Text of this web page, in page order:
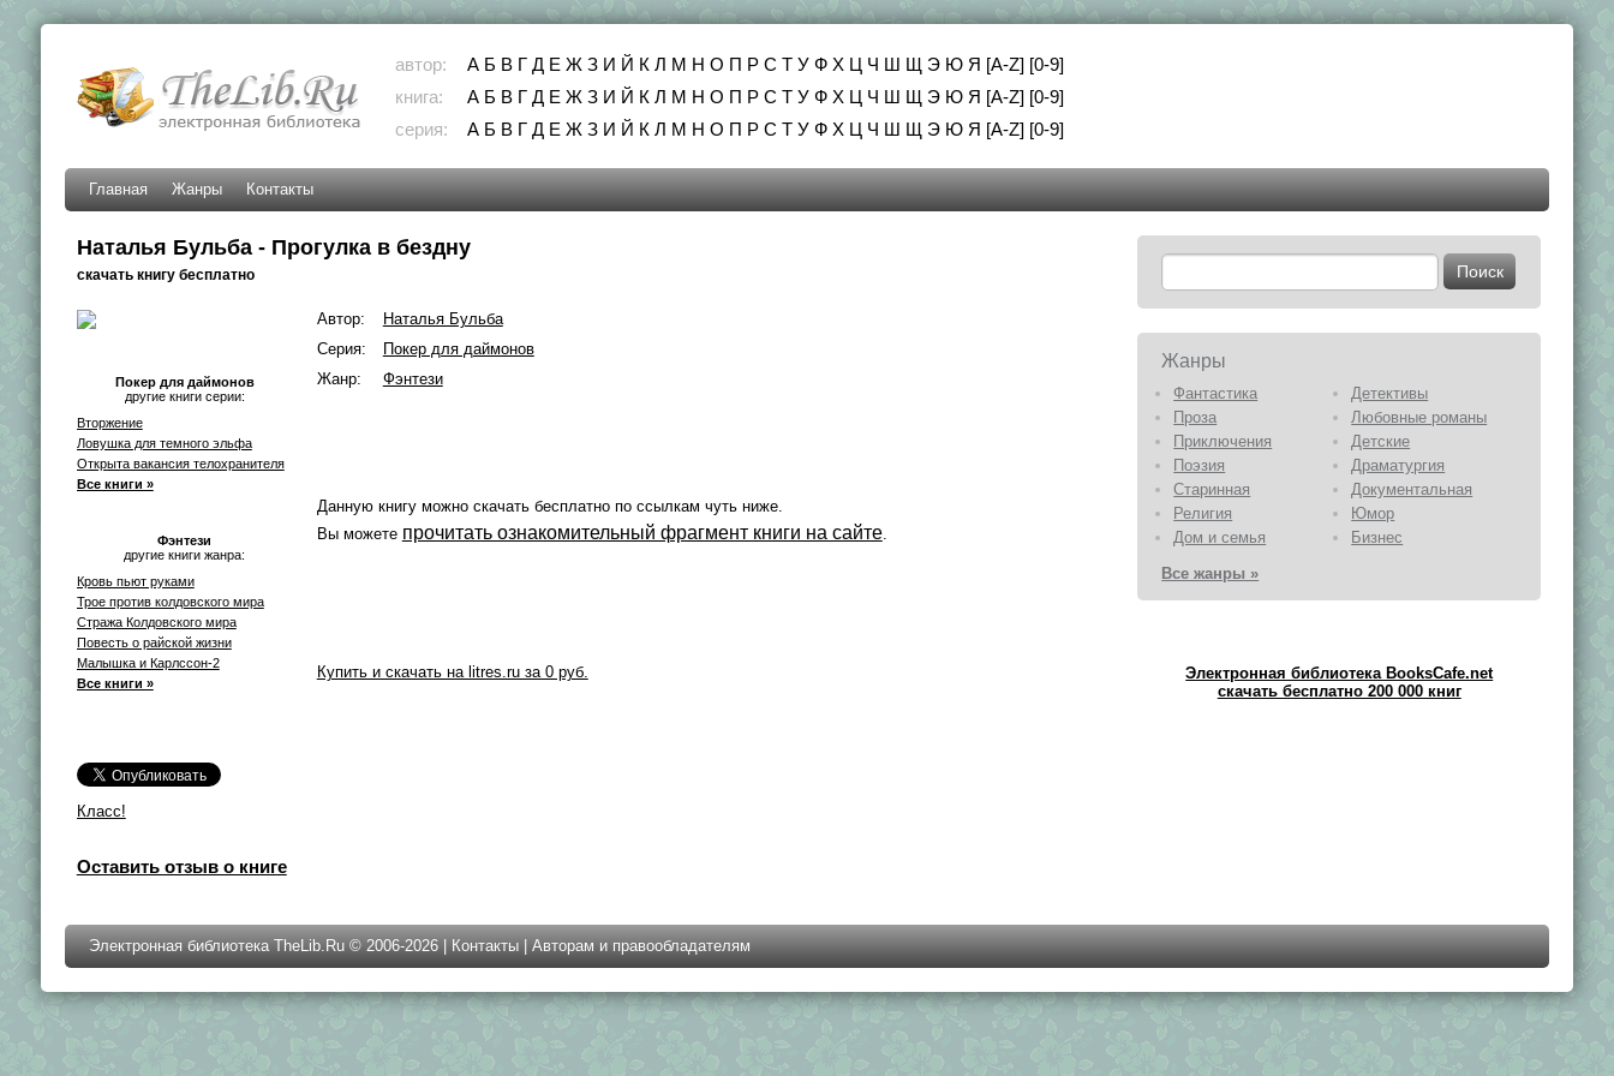
автор: А Б В Г Д Е Ж З И Й К Л М Н О П Р С Т У Ф Х Ц Ч Ш Щ Э Ю Я [A-Z] [0-9]
книга:
А Б В Г Д Е Ж З И Й К Л М Н О П Р С Т У Ф Х Ц Ч Ш Щ Э Ю Я [A-Z] [0-9]
серия:
А Б В Г Д Е Ж З И Й К Л М Н О П Р С Т У Ф Х Ц Ч Ш Щ Э Ю Я [A-Z] [0-9]
Главная Жанры Контакты
Наталья Бульба - Прогулка в бездну
скачать книгу бесплатно
Покер для даймонов
другие книги серии:
Вторжение
Ловушка для темного эльфа
Открыта вакансия телохранителя
Все книги »
Фэнтези
другие книги жанра:
Кровь пьют руками
Трое против колдовского мира
Стража Колдовского мира
Повесть о райской жизни
Малышка и Карлссон-2
Все книги »
Класс!
Автор:
Наталья Бульба
Серия:
Покер для даймонов
Жанр:
Фэнтези
Данную книгу можно скачать бесплатно по ссылкам чуть ниже.
Вы можете прочитать ознакомительный фрагмент книги на сайте.
Купить и скачать на litres.ru за 0 руб.
Оставить отзыв о книге
Жанры
Фантастика
Детективы
Проза
Любовные романы
Приключения
Детские
Поэзия
Драматургия
Старинная
Документальная
Религия
Юмор
Дом и семья
Бизнес
Все жанры »
Электронная библиотека BooksCafe.net
скачать бесплатно 200 000 книг
Электронная библиотека TheLib.Ru © 2006-2026 | Контакты| Авторам и правообладателям